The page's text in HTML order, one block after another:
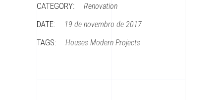
CATEGORY: Renovation
DATE: 19 de novembro de 2017
TAGS: Houses Modern Projects